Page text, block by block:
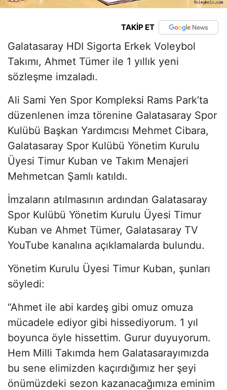
TAKİP ET
Galatasaray HDI Sigorta Erkek Voleybol
Takımı, Ahmet Tümer ile 1 yıllık yeni
sözleşme imzaladı.
Ali Sami Yen Spor Kompleksi Rams Park’ta
düzenlenen imza törenine Galatasaray Spor
Kulübü Başkan Yardımcısı Mehmet Cibara,
Galatasaray Spor Kulübü Yönetim Kurulu
Üyesi Timur Kuban ve Takım Menajeri
Mehmetcan Şamlı katıldı.
İmzaların atılmasının ardından Galatasaray
Spor Kulübü Yönetim Kurulu Üyesi Timur
Kuban ve Ahmet Tümer, Galatasaray TV
YouTube kanalına açıklamalarda bulundu.
Yönetim Kurulu Üyesi Timur Kuban, şunları
söyledi:
“Ahmet ile abi kardeş gibi omuz omuza
mücadele ediyor gibi hissediyorum. 1 yıl
boyunca öyle hissettim. Gurur duyuyorum.
Hem Milli Takımda hem Galatasarayımızda
bu sene elimizden kaçırdığımız her şeyi
önümüzdeki sezon kazanacağımıza eminim